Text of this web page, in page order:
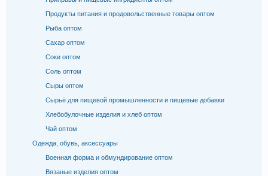
Продукты питания и продовольственные товары оптом
Рыба оптом
Сахар оптом
Соки оптом
Соль оптом
Сыры оптом
Сырьё для пищевой промышленности и пищевые добавки
Хлебобулочные изделия и хлеб оптом
Чай оптом
Одежда, обувь, аксессуары
Военная форма и обмундирование оптом
Вязаные изделия оптом